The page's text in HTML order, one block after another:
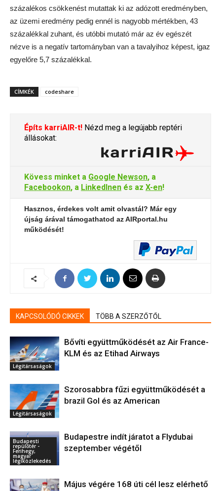
százalékos csökkenést mutattak ki az adózott eredményben,
az üzemi eredmény pedig ennél is nagyobb mértékben, 43
százalékkal zuhant, és utóbbi mutató már az év egészét
nézve is a negatív tartományban van a tavalyihoz képest, igaz
egyelőre 5,7 százalékkal.
CÍMKÉK codeshare
Építs karriAIR-t! Nézd meg a legújabb reptéri
állásokat:
Kövess minket a Google Newson, a
Facebookon, a LinkedInen és az X-en!
Hasznos, érdekes volt amit olvastál? Már egy
újság árával támogathatod az AIRportal.hu
működését!
KAPCSOLÓDÓ CIKKEK TÖBB A SZERZŐTŐL
Légitársaságok
Bővíti együttműködését az Air France-
KLM és az Etihad Airways
Légitársaságok
Szorosabbra fűzi együttműködését a
brazil Gol és az American
Budapesti
repülőtér -
Ferihegy,
magyar
légiközlekedés
Budapestre indít járatot a Flydubai
szeptember végétől
Május végére 168 úti cél lesz elérhető